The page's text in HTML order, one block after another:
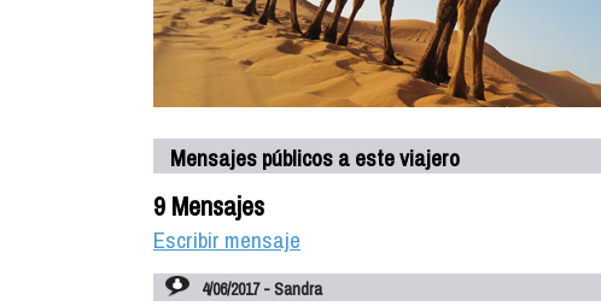
Mensajes públicos a este viajero
9 Mensajes
Escribir mensaje
4/06/2017 - Sandra